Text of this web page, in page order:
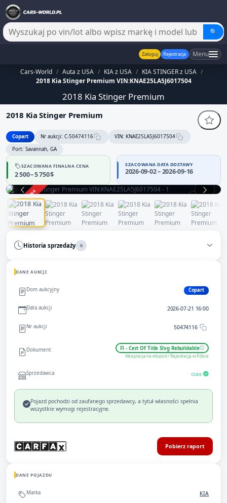
🔍
Zaloguj Rejestracja Menu
Cars-World / Auta z USA / KIA z USA / KIA STINGER z USA /
2018 Kia Stinger Premium VIN:KNAE25LA5J6017504
2018 Kia Stinger Premium
2018 Kia Stinger Premium
Copart Nr aukcji: C-50474116
VIN: KNAE25LA5J6017504
Port: Savannah, GA
SZACOWANA FINALNA CENA
2 500 – 5 750 $
SZACOWANA DATA DOSTAWY
2026-09-02 – 2026-09-16
ZAKOŃCZONA
Historia sprzedaży 0
DANE AUKCJI
Dom aukcyjny Copart
Data aukcji 2026-07-21 16:00
Nr aukcji 50474116
Dokument Fl - Cert Of Title Slvg Rebuildable
Akceptacja na eksport / Rejestracja w Polsce
Sprzedawca csaa
Pojazd pochodzi od zaufanego sprzedawcy, a tytuł własności spełnia
wszystkie wymogi rejestracyjne.
Pobierz raport
DANE POJAZDU
Marka KIA